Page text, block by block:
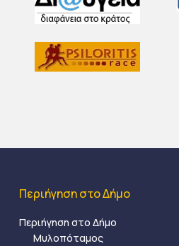
Περιήγηση στο Δήμο
Περιήγηση στο Δήμο
Μυλοπόταμος